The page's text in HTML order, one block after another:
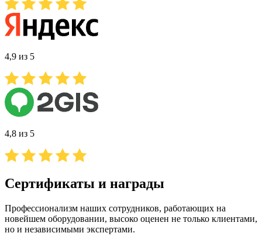
4,9 из 5
4,8 из 5
Сертификаты и награды
Профессионализм наших сотрудников, работающих на
новейшем оборудовании, высоко оценен не только клиентами,
но и независимыми экспертами.